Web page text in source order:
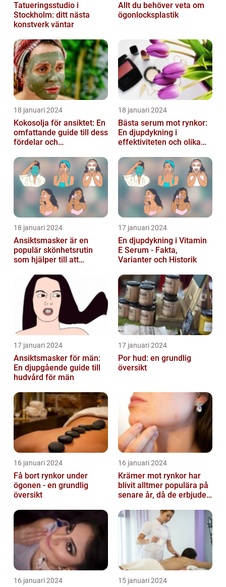
Tatueringsstudio i
Stockholm: ditt nästa
konstverk väntar
Allt du behöver veta om
ögonlocksplastik
18 januari 2024
Kokosolja för ansiktet: En
omfattande guide till dess
fördelar och
18 januari 2024
Bästa serum mot rynkor:
En djupdykning i
effektiviteten och olika
18 januari 2024
Ansiktsmasker är en
populär skönhetsrutin
som hjälper till att
huden
17 januari 2024
En djupdykning i Vitamin
E Serum - Fakta,
Varianter och Historik
17 januari 2024
Ansiktsmasker för män:
En djupgående guide till
hudvård för män
17 januari 2024
Por hud: en grundlig
översikt
16 januari 2024
Få bort rynkor under
ögonen - en grundlig
översikt
16 januari 2024
Krämer mot rynkor har
blivit alltmer populära på
senare år, då de erbjuder
lösni...
16 januari 2024 15 januari 2024